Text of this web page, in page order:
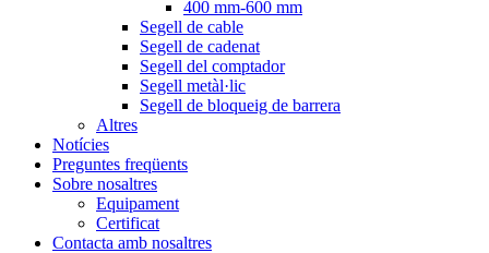
400 mm-600 mm
Segell de cable
Segell de cadenat
Segell del comptador
Segell metàl·lic
Segell de bloqueig de barrera
Altres
Notícies
Preguntes freqüents
Sobre nosaltres
Equipament
Certificat
Contacta amb nosaltres